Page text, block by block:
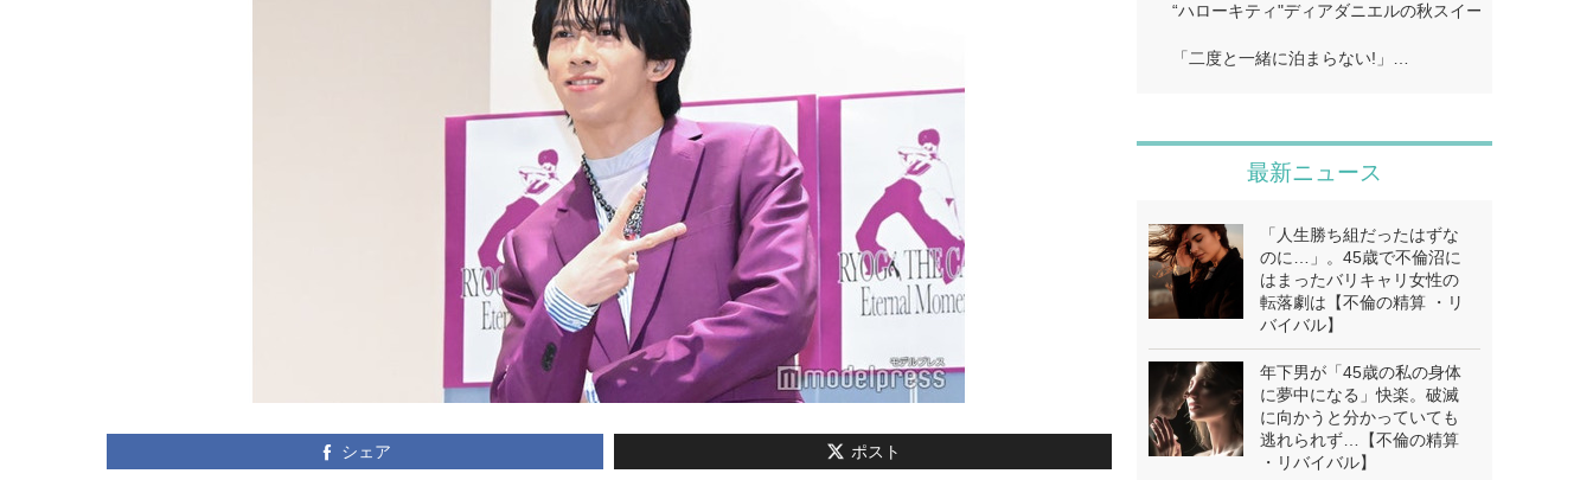
シェア ポスト
“ハローキティ"ディアダニエルの秋スイーツビュッフ
「二度と一緒に泊まらない!」…
最新ニュース
「人生勝ち組だったはずな
のに…」。45歳で不倫沼に
はまったバリキャリ女性の
転落劇は【不倫の精算 ・リ
バイバル】
年下男が「45歳の私の身体
に夢中になる」快楽。破滅
に向かうと分かっていても
逃れられず…【不倫の精算
・リバイバル】